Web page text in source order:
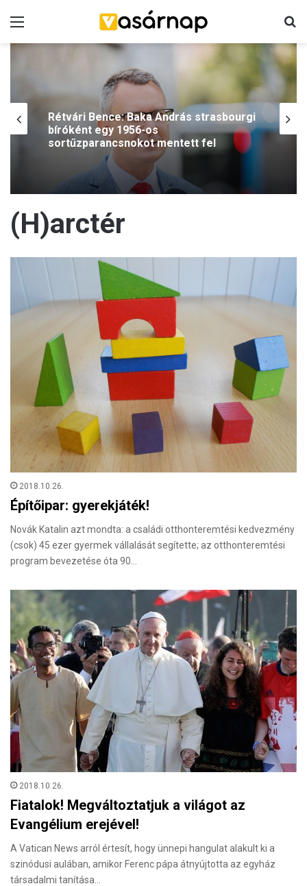
Rétvári Bence: Baka András strasbourgi
bíróként egy 1956-os
sortűzparancsnokot mentett fel
szívhangrendelet mellett és az
abortusztabletta ellen a görögkatolikus
(H)arctér
2018.10.26.
Építőipar: gyerekjáték!
Novák Katalin azt mondta: a családi otthonteremtési kedvezmény
(csok) 45 ezer gyermek vállalását segítette; az otthonteremtési
program bevezetése óta 90…
2018.10.26.
Fiatalok! Megváltoztatjuk a világot az
Evangélium erejével!
A Vatican News arról értesít, hogy ünnepi hangulat alakult ki a
szinódusi aulában, amikor Ferenc pápa átnyújtotta az egyház
társadalmi tanítása…